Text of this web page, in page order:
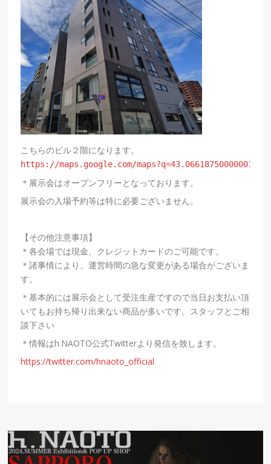
https://maps.google.com/
＊展示会はオープンフリーとなっております。
展示会の入場予約等は特に必要ございません。
【その他注意事項】
＊各会場では現金、クレジットカードのご可能です。
＊諸事情により、運営時間の急な変更がある場合がございま
す。
＊基本的には展示会として受注生産ですので当日お支払い頂
いてもお持ち帰り出来ない商品が多いです。スタッフとご相
談下さい
＊情報はh.NAOTO公式Twitterより発信を致します。
https://twitter.com/hnaoto_official